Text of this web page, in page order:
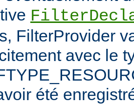
FilterProvider
avec le
été